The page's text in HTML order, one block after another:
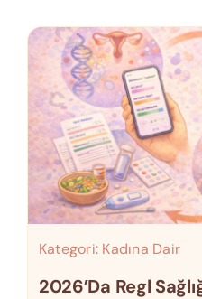
Kategori: Kadına Dair
2026’da Regl